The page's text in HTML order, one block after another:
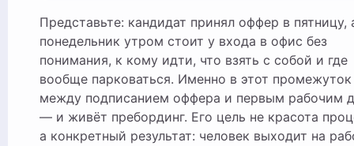
Представьте: кандидат принял оффер в пятницу, а в
понедельник утром стоит у входа в офис без
понимания, к кому идти, что взять с собой и где
вообще парковаться. Именно в этот
между подписанием оффера и первым рабочим
— и живёт пребординг. Его цель не красота
а конкретный результат: человек выходит на